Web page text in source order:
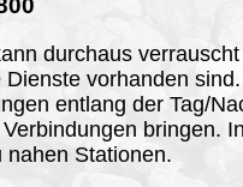
durchaus
vorhanden
entlang der Tag/
bringen.
nahen Stationen.